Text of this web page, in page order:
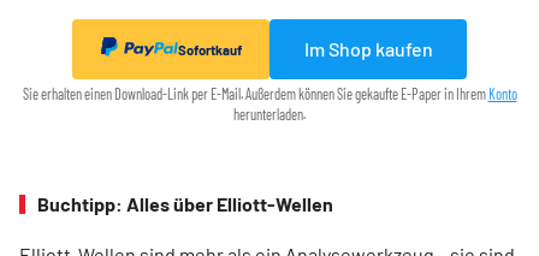
Sofortkauf Im Shop kaufen
Sie erhalten einen Download-Link per E-Mail. Außerdem können Sie gekaufte E-Paper in Ihrem Konto
herunterladen.
Buchtipp: Alles über Elliott-Wellen